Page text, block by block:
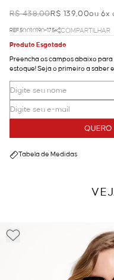
R$ 438,00R$ 139,00ou 6x
REF.50.01.0190-175
COMPARTILHAR
Produto Esgotado
Preencha os campos abaixo
estoque! Seja o primeiro a saber
QUERO
Tabela de Medidas